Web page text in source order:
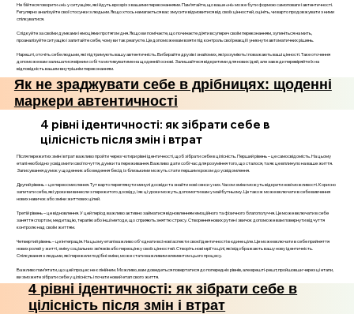
Не бійтеся говорити «ні» у ситуаціях, які йдуть врозріз з вашими переконаннями. Пам’ятайте, що ваше «ні» може бути формою самоповаги і автентичності.
Регулярно аналізуйте свої стосунки з людьми. Якщо хтось намагається вас змусити відмовитися від своїх цінностей, оцініть, чи варто продовжувати з ними
спілкуватися.
Слідкуйте за своїми думками і емоціями протягом дня. Якщо ви помічаєте, що починаєте діяти всупереч своїм переконанням, зупиніться на мить,
проаналізуйте ситуацію і запитайте себе, чому ви так реагуєте. Це допоможе вам взяти під контроль свої реакції і уникнути автоматичних рішень.
Нарешті, оточіть себе людьми, які підтримують вашу автентичність. Вибирайте друзів і знайомих, які розуміють і поважають ваші цінності. Таке оточення
допоможе вам залишатися вірним собі та мотивуватиме на щоденній основі. Залишайтеся відкритими для нових ідей, але завжди перевіряйте їх на
відповідність вашим внутрішнім переконанням.
Як не зраджувати себе в дрібницях: щоденні
маркери автентичності
4 рівні ідентичності: як зібрати себе в
цілісність після змін і втрат
Після пережитих змін і втрат важливо пройти через чотири рівні ідентичності, щоб зібрати себе в цілісність. Перший рівень – це самосвідомість. На цьому
етапі необхідно усвідомити свої почуття, думки та переживання. Важливо дати собі час для розуміння того, що сталося, та як це вплинуло на ваше життя.
Записування думок у щоденник або ведення бесід із близькими можуть стати першим кроком до усвідомлення.
Другий рівень – це переосмислення. Тут варто переглянути минулі досвіди та знайти нові сенси у них. Часом зміни можуть відкрити нові можливості. Корисно
запитати себе, які уроки ви винесли з пережитого досвіду, і як ці уроки можуть допомогти вам у майбутньому. Це також може включати в себе вивчення
нових навичок або зміни життєвих цілей.
Третій рівень – це відновлення. У цей період важливо активно займатися відновленням емоційного та фізичного благополуччя. Це може включати в себе
заняття спортом, медитацію, терапію або інші методи, що сприяють зняттю стресу. Створення нових рутин і звичок допоможе вам повернути відчуття
контролю над своїм життям.
Четвертий рівень – це інтеграція. На цьому етапі важливо об'єднати всі нові аспекти своєї ідентичності в єдине ціле. Це може включати в себе прийняття
нових ролей у житті, зміну соціальних зв’язків або переоцінку своїх цінностей. Створіть нові мрії та цілі, які відображають вашу нову ідентичність.
Спілкування з людьми, які пережили подібні зміни, може стати важливим елементом цього процесу.
Важливо пам’ятати, що цей процес не є лінійним. Можливо, вам доведеться повертатися до попередніх рівнів, але врешті-решт, пройшовши через ці етапи,
ви зможете зібрати себе у цілісність і почати новий етап свого життя.
4 рівні ідентичності: як зібрати себе в
цілісність після змін і втрат